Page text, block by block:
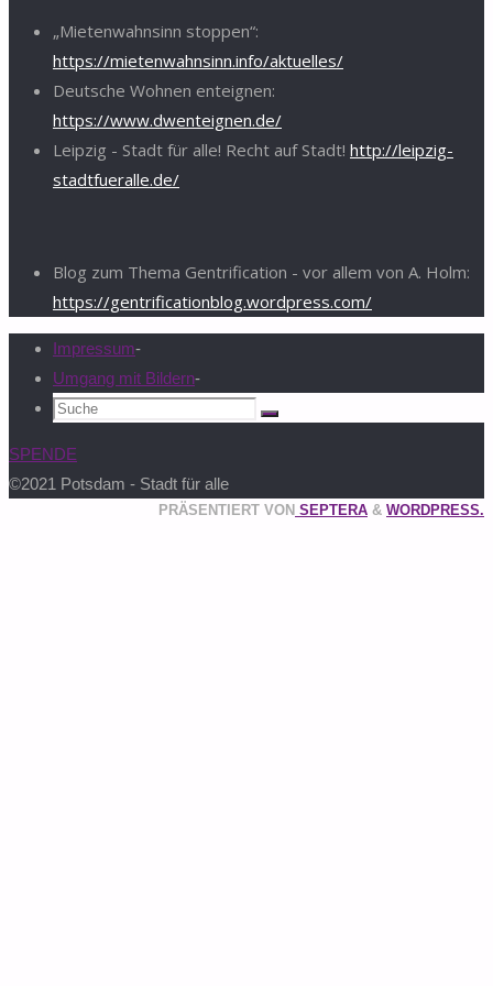
„Mietenwahnsinn stoppen“:
https://mietenwahnsinn.info/aktuelles/
Deutsche Wohnen enteignen:
https://www.dwenteignen.de/
Leipzig - Stadt für alle! Recht auf Stadt! http://leipzig-
stadtfueralle.de/
Blog zum Thema Gentrification - vor allem von A. Holm:
https://gentrificationblog.wordpress.com/
Impressum-
Umgang mit Bildern-
Suchen
Suche
SPENDE
©2021 Potsdam - Stadt für alle
PRÄSENTIERT VON SEPTERA & WORDPRESS.